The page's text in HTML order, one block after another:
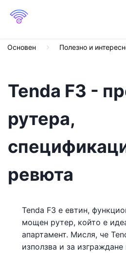
Основен Полезно и
Tenda F3 -
рутера,
ревюта
Tenda F3 е евтин,
мощен рутер, който е
апартамент. Мисля, че
използва и за